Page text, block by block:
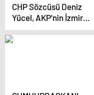
CHP Sözcüsü Deniz
Yücel, AKP’nin İzmir
Adayı Hamza Dağ’ın su
indirimini eleştirdi